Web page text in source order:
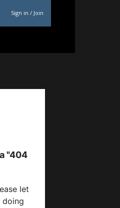
Sign in / Join